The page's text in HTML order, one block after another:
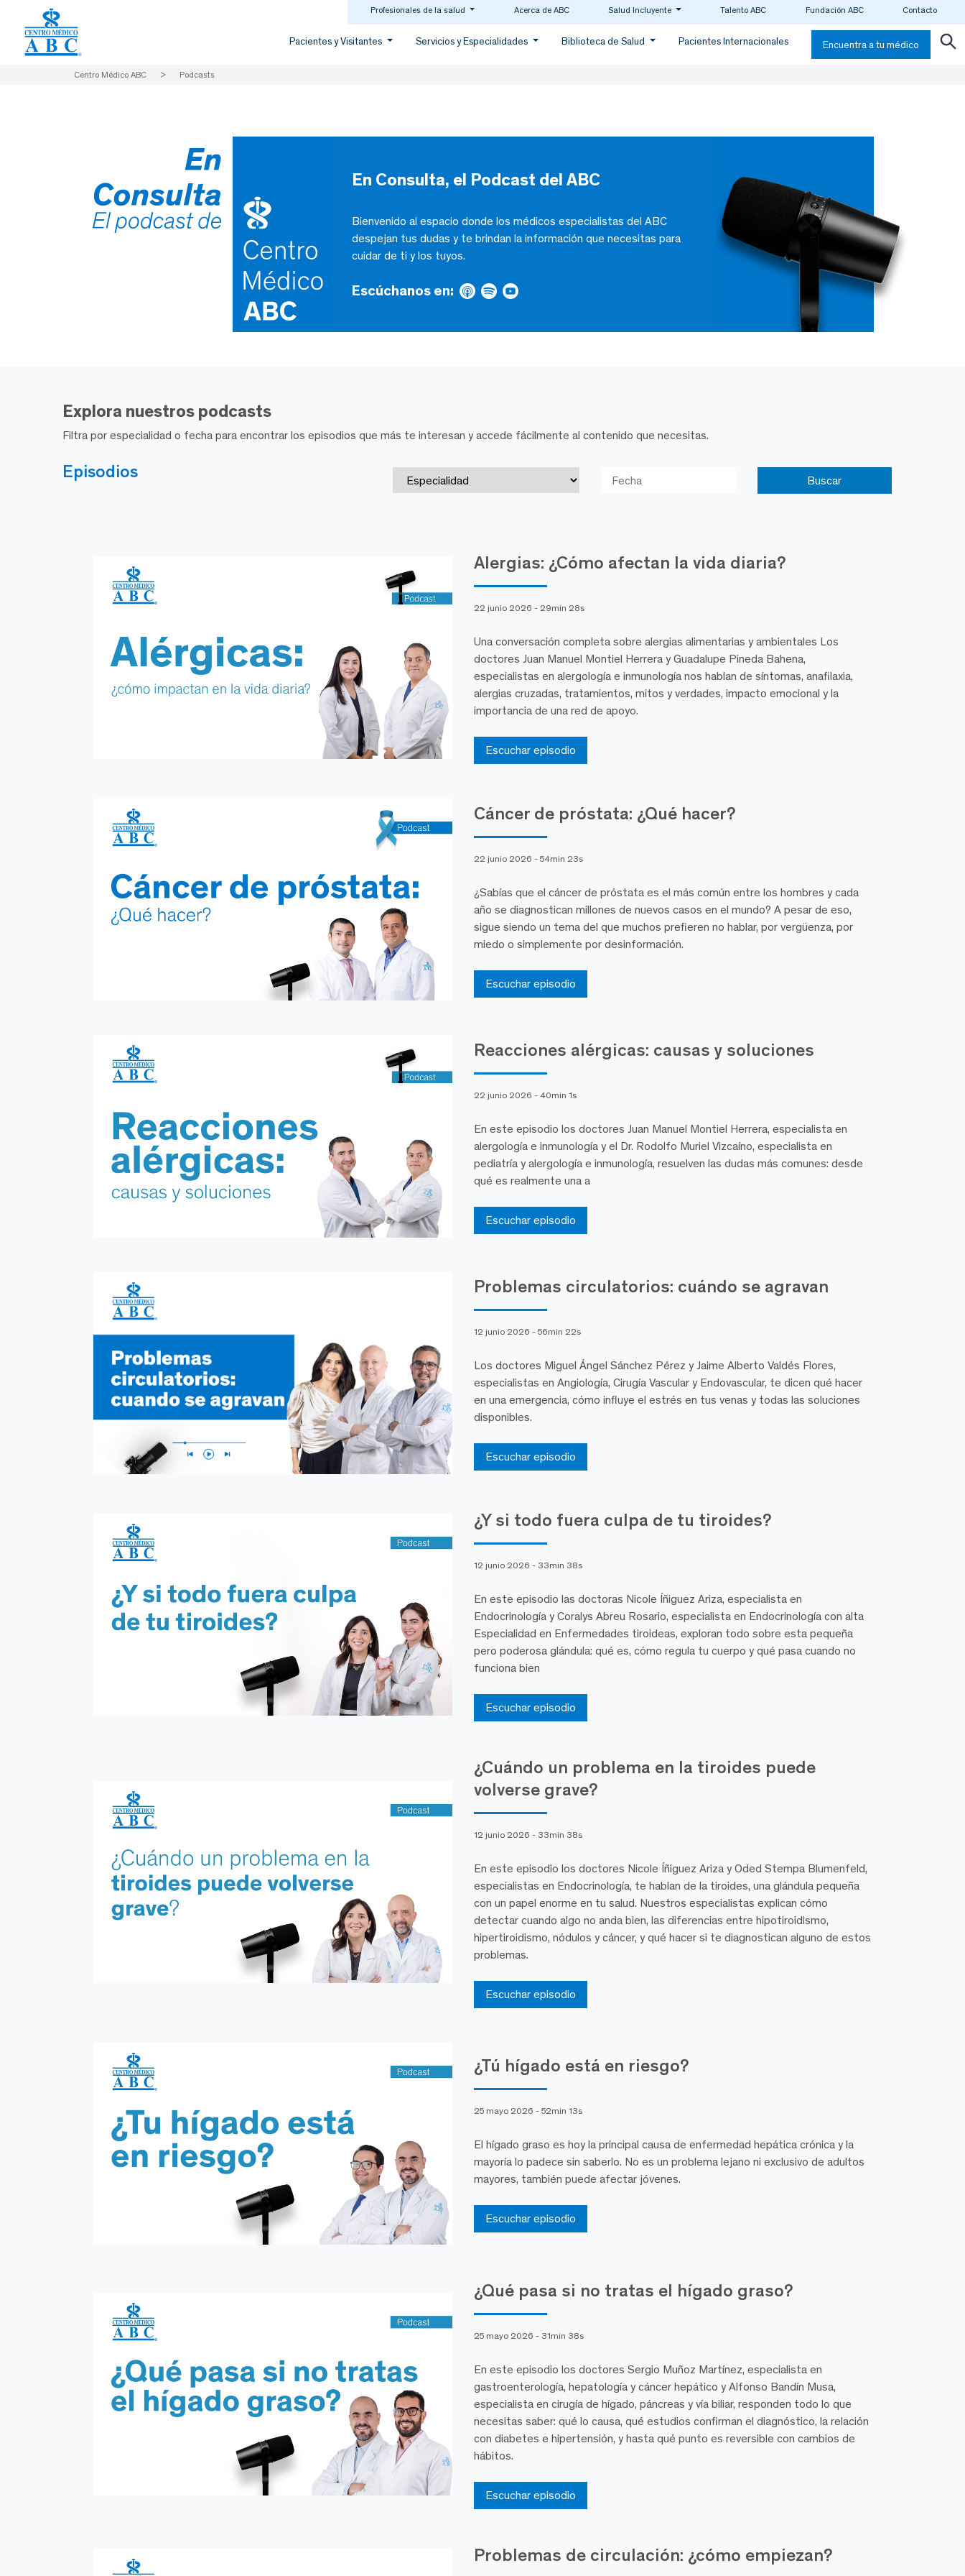
Profesionales de la salud Acerca de ABC Salud Incluyente Talento ABC Fundación ABC Contacto
Pacientes y Visitantes Servicios y Especialidades Biblioteca de Salud Pacientes Internacionales Encuentra a tu médico
Centro Médico ABC > Podcasts
En Consulta, el Podcast del ABC
Bienvenido al espacio donde los médicos especialistas del ABC
despejan tus dudas y te brindan la información que necesitas para
cuidar de ti y los tuyos.
Escúchanos en:
Explora nuestros podcasts
Filtra por especialidad o fecha para encontrar los episodios que más te interesan y accede fácilmente al contenido que necesitas.
Episodios
Alergias: ¿Cómo afectan la vida diaria?
22 junio 2026 - 29min 28s
Una conversación completa sobre alergias alimentarias y ambientales Los
doctores Juan Manuel Montiel Herrera y Guadalupe Pineda Bahena,
especialistas en alergología e inmunología nos hablan de síntomas, anafilaxia,
alergias cruzadas, tratamientos, mitos y verdades, impacto emocional y la
importancia de una red de apoyo.
Escuchar episodio
Cáncer de próstata: ¿Qué hacer?
22 junio 2026 - 54min 23s
¿Sabías que el cáncer de próstata es el más común entre los hombres y cada
año se diagnostican millones de nuevos casos en el mundo? A pesar de eso,
sigue siendo un tema del que muchos prefieren no hablar, por vergüenza, por
miedo o simplemente por desinformación.
Escuchar episodio
Reacciones alérgicas: causas y soluciones
22 junio 2026 - 40min 1s
En este episodio los doctores Juan Manuel Montiel Herrera, especialista en
alergología e inmunología y el Dr. Rodolfo Muriel Vizcaíno, especialista en
pediatría y alergología e inmunología, resuelven las dudas más comunes: desde
qué es realmente una a
Escuchar episodio
Problemas circulatorios: cuándo se agravan
12 junio 2026 - 56min 22s
Los doctores Miguel Ángel Sánchez Pérez y Jaime Alberto Valdés Flores,
especialistas en Angiología, Cirugía Vascular y Endovascular, te dicen qué hacer
en una emergencia, cómo influye el estrés en tus venas y todas las soluciones
disponibles.
Escuchar episodio
¿Y si todo fuera culpa de tu tiroides?
12 junio 2026 - 33min 38s
En este episodio las doctoras Nicole Íñiguez Ariza, especialista en
Endocrinología y Coralys Abreu Rosario, especialista en Endocrinología con alta
Especialidad en Enfermedades tiroideas, exploran todo sobre esta pequeña
pero poderosa glándula: qué es, cómo regula tu cuerpo y qué pasa cuando no
funciona bien
Escuchar episodio
¿Cuándo un problema en la tiroides puede
volverse grave?
12 junio 2026 - 33min 38s
En este episodio los doctores Nicole Íñiguez Ariza y Oded Stempa Blumenfeld,
especialistas en Endocrinología, te hablan de la tiroides, una glándula pequeña
con un papel enorme en tu salud. Nuestros especialistas explican cómo
detectar cuando algo no anda bien, las diferencias entre hipotiroidismo,
hipertiroidismo, nódulos y cáncer, y qué hacer si te diagnostican alguno de estos
problemas.
Escuchar episodio
¿Tú hígado está en riesgo?
25 mayo 2026 - 52min 13s
El hígado graso es hoy la principal causa de enfermedad hepática crónica y la
mayoría lo padece sin saberlo. No es un problema lejano ni exclusivo de adultos
mayores, también puede afectar jóvenes.
Escuchar episodio
¿Qué pasa si no tratas el hígado graso?
25 mayo 2026 - 31min 38s
En este episodio los doctores Sergio Muñoz Martínez, especialista en
gastroenterología, hepatología y cáncer hepático y Alfonso Bandín Musa,
especialista en cirugía de hígado, páncreas y vía biliar, responden todo lo que
necesitas saber: qué lo causa, qué estudios confirman el diagnóstico, la relación
con diabetes e hipertensión, y hasta qué punto es reversible con cambios de
hábitos.
Escuchar episodio
Problemas de circulación: ¿cómo empiezan?